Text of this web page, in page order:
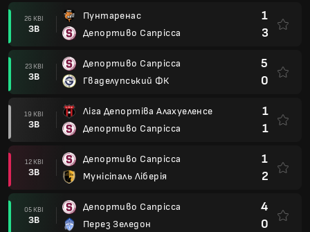
26 КВІ
ЗВ
Пунтаренас
Депортиво Сапрісса
1
3
23 КВІ
ЗВ
Депортиво Сапрісса
Гваделупський ФК
5
0
19 КВІ
ЗВ
Ліга Депортіва Алахуеленсе
Депортиво Сапрісса
1
1
12 КВІ
ЗВ
Депортиво Сапрісса
Мунісіпаль Ліберія
1
2
05 КВІ
ЗВ
Депортиво Сапрісса
Перез Зеледон
4
0